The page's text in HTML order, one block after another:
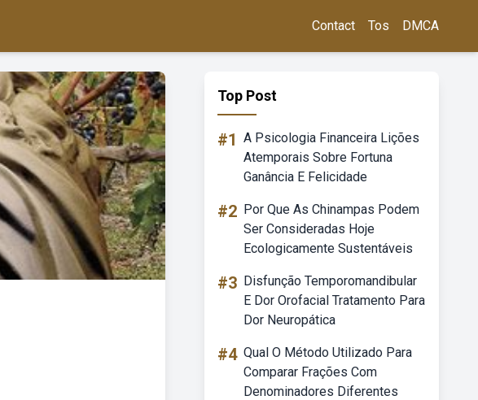
Contact Tos DMCA
Top Post
#1 A Psicologia Financeira Lições
Atemporais Sobre Fortuna
Ganância E Felicidade
#2 Por Que As Chinampas Podem
Ser Consideradas Hoje
Ecologicamente Sustentáveis
#3 Disfunção Temporomandibular
E Dor Orofacial Tratamento Para
Dor Neuropática
#4 Qual O Método Utilizado Para
Comparar Frações Com
Denominadores Diferentes